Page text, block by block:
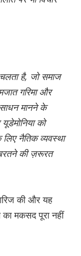
है, जो समाज
गरिमा और
मानने के
को
नैतिक व्यवस्था
की ज़रूरत
की और यह
का मकसद पूरा नहीं